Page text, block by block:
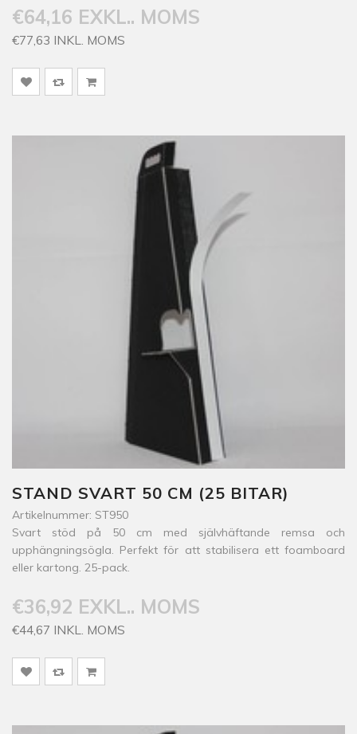
€64,16 EXKL.. MOMS
€77,63 INKL. MOMS
STAND SVART 50 CM (25 BITAR)
Artikelnummer: ST950
Svart stöd på 50 cm med självhäftande remsa och
upphängningsögla. Perfekt för att stabilisera ett foamboard
eller kartong. 25-pack.
€36,92 EXKL.. MOMS
€44,67 INKL. MOMS